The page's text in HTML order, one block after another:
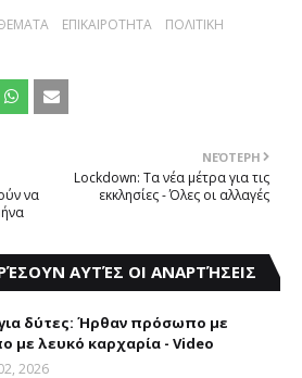
ΕΠΙΚΑΙΡΟΤΗΤΑ
ΠΟΛΙΤΙΚΗ
ΝΕΌΤΕΡΗ
Lockdown: Τα νέα μέτρα για τις
εκκλησίες - Όλες οι αλλαγές
να
ΑΥΤΈΣ ΟΙ ΑΝΑΡΤΉΣΕΙΣ
δύτες: Ήρθαν πρόσωπο με
με λευκό καρχαρία - Video
2026